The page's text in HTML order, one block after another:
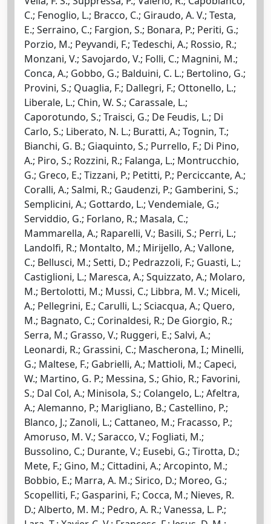
C.; Fenoglio, L.; Bracco, C.; Giraudo, A. V.; Testa,
E.; Serraino, C.; Fargion, S.; Bonara, P.; Periti, G.;
Porzio, M.; Peyvandi, F.; Tedeschi, A.; Rossio, R.;
Monzani, V.; Savojardo, V.; Folli, C.; Magnini, M.;
Conca, A.; Gobbo, G.; Balduini, C. L.; Bertolino, G.;
Provini, S.; Quaglia, F.; Dallegri, F.; Ottonello, L.;
Liberale, L.; Chin, W. S.; Carassale, L.;
Caporotundo, S.; Traisci, G.; De Feudis, L.; Di
Carlo, S.; Liberato, N. L.; Buratti, A.; Tognin, T.;
Bianchi, G. B.; Giaquinto, S.; Purrello, F.; Di Pino,
A.; Piro, S.; Rozzini, R.; Falanga, L.; Montrucchio,
G.; Greco, E.; Tizzani, P.; Petitti, P.; Perciccante, A.;
Coralli, A.; Salmi, R.; Gaudenzi, P.; Gamberini, S.;
Semplicini, A.; Gottardo, L.; Vendemiale, G.;
Serviddio, G.; Forlano, R.; Masala, C.;
Mammarella, A.; Raparelli, V.; Basili, S.; Perri, L.;
Landolfi, R.; Montalto, M.; Mirijello, A.; Vallone,
C.; Bellusci, M.; Setti, D.; Pedrazzoli, F.; Guasti, L.;
Castiglioni, L.; Maresca, A.; Squizzato, A.; Molaro,
M.; Bertolotti, M.; Mussi, C.; Libbra, M. V.; Miceli,
A.; Pellegrini, E.; Carulli, L.; Sciacqua, A.; Quero,
M.; Bagnato, C.; Corinaldesi, R.; De Giorgio, R.;
Serra, M.; Grasso, V.; Ruggeri, E.; Salvi, A.;
Leonardi, R.; Grassini, C.; Mascherona, I.; Minelli,
G.; Maltese, F.; Gabrielli, A.; Mattioli, M.; Capeci,
W.; Martino, G. P.; Messina, S.; Ghio, R.; Favorini,
S.; Dal Col, A.; Minisola, S.; Colangelo, L.; Afeltra,
A.; Alemanno, P.; Marigliano, B.; Castellino, P.;
Blanco, J.; Zanoli, L.; Cattaneo, M.; Fracasso, P.;
Amoruso, M. V.; Saracco, V.; Fogliati, M.;
Bussolino, C.; Durante, V.; Eusebi, G.; Tirotta, D.;
Mete, F.; Gino, M.; Cittadini, A.; Arcopinto, M.;
Bobbio, E.; Marra, A. M.; Sirico, D.; Moreo, G.;
Scopelliti, F.; Gasparini, F.; Cocca, M.; Nieves, R.
D.; Alberto, M. M.; Pedro, A. R.; Vanessa, L. P.;